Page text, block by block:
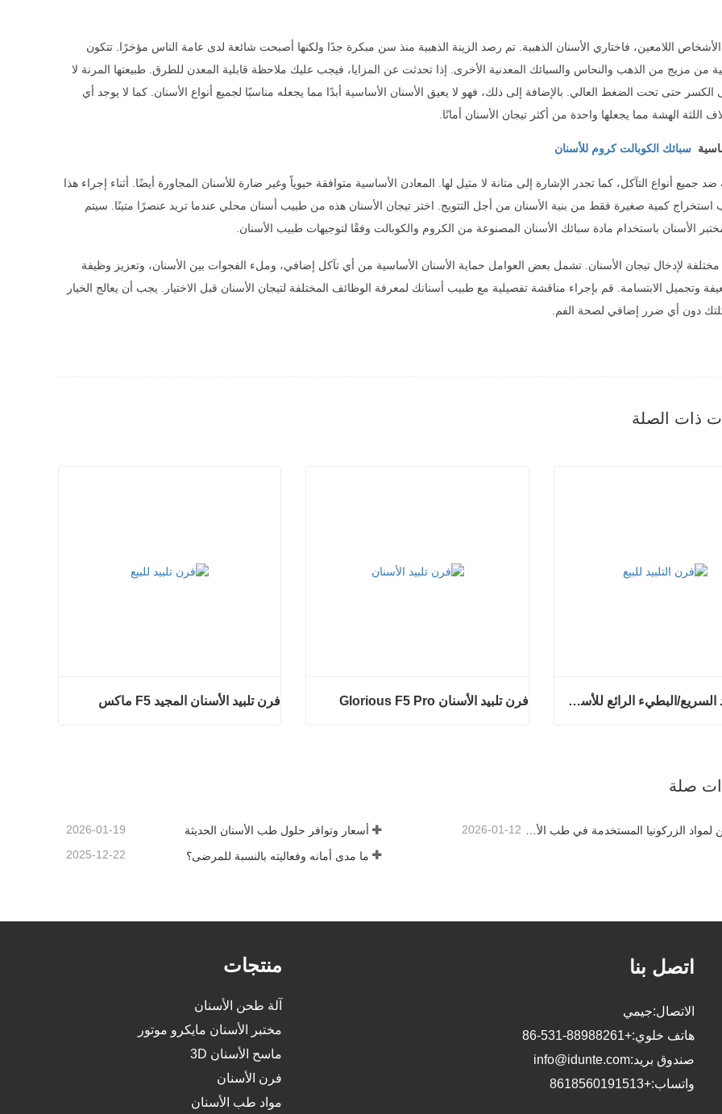
اللامعين، فاختاري الأسنان الذهبية. تم رصد الزينة الذهبية منذ سن مبكرة جدًا ولكنها أصبحت شائعة لدى عامة الناس مؤخرًا. تتكون
من مزيج من الذهب والنحاس والسبائك المعدنية الأخرى. إذا تحدثت عن المزايا، فيجب عليك ملاحظة قابلية المعدن للطرق. طبيعتها المرنة لا
الكسر حتى تحت الضغط العالي. بالإضافة إلى ذلك، فهو لا يعيق الأسنان الأساسية أبدًا مما يجعله مناسبًا لجميع أنواع الأسنان. كما لا يوجد أي
اللثة الهشة مما يجعلها واحدة من أكثر تيجان الأسنان أمانًا.
سبائك الكوبالت كروم للأسنان
جميع أنواع التآكل، كما تجدر الإشارة إلى متانة لا مثيل لها. المعادن الأساسية متوافقة حيوياً وغير ضارة للأسنان المجاورة أيضًا. أثناء إجراء هذا
استخراج كمية صغيرة فقط من بنية الأسنان من أجل التتويج. اختر تيجان الأسنان هذه من طبيب أسنان محلي عندما تريد عنصرًا متينًا. سيتم
الأسنان باستخدام مادة سبائك الأسنان المصنوعة من الكروم والكوبالت وفقًا لتوجيهات طبيب الأسنان.
لإدخال تيجان الأسنان. تشمل بعض العوامل حماية الأسنان الأساسية من أي تآكل إضافي، وملء الفجوات بين الأسنان، وتعزيز وظيفة
وتجميل الابتسامة. قم بإجراء مناقشة تفصيلية مع طبيب أسنانك لمعرفة الوظائف المختلفة لتيجان الأسنان قبل الاختيار. يجب أن يعالج الخيار
دون أي ضرر إضافي لصحة الفم.
ذات الصلة
فرن تلبيد الأسنان المجيد F5 ماكس فرن تلبيد الأسنان Glorious F5 Pro فرن التلبيد السريع/البطيء الرائع للأسنان
صلة
أسعار وتوافر حلول طب الأسنان الحديثة 2026-01-19 كيف يمكن لمواد الزركونيا المستخدمة في طب الأسنان أن تساهم في نجاحك؟ 2026-01-12
ما مدى أمانه وفعاليته بالنسبة للمرضى؟ 2025-12-22
منتجات
آلة طحن الأسنان
مختبر الأسنان مايكرو موتور
ماسح الأسنان 3D
فرن الأسنان
مواد طب الأسنان
اتصل بنا
الاتصال:جيمي
هاتف خلوي:+86-531-88988261
صندوق بريد:info@idunte.com
واتساب:+8618560191513